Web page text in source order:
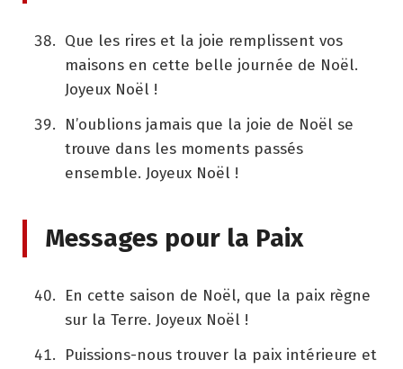
Que les rires et la joie remplissent vos
maisons en cette belle journée de Noël.
Joyeux Noël !
N’oublions jamais que la joie de Noël se
trouve dans les moments passés
ensemble. Joyeux Noël !
Messages pour la Paix
En cette saison de Noël, que la paix règne
sur la Terre. Joyeux Noël !
Puissions-nous trouver la paix intérieure et